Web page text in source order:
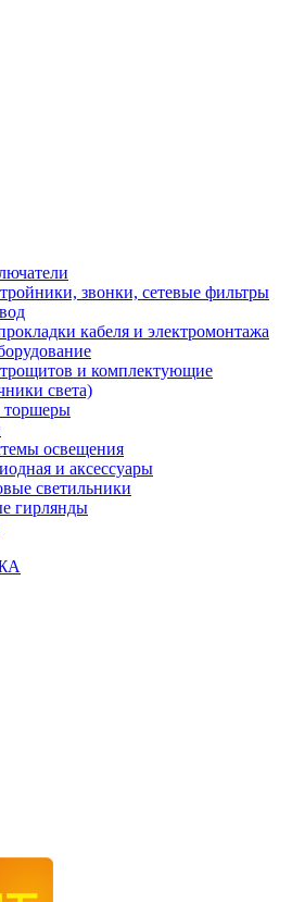
звонки, сетевые фильтры
кабеля и электромонтажа
и комплектующие
света)
торшеры
освещения
и аксессуары
светильники
гирлянды